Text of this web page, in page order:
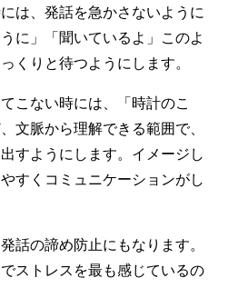
は、発話を急かさないように
に」「聞いているよ」このよ
くりと待つようにします。
こない時には、「時計のこ
文脈から理解できる範囲で、
すようにします。イメージし
すくコミュニケーションがし
話の諦め防止にもなります。
ストレスを最も感じているの